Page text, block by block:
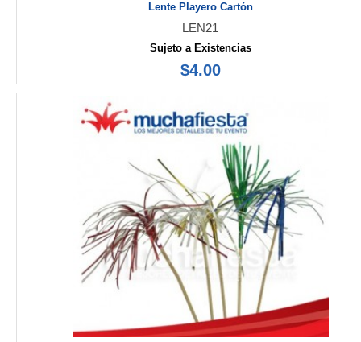
Lente Playero Cartón
LEN21
Sujeto a Existencias
$4.00